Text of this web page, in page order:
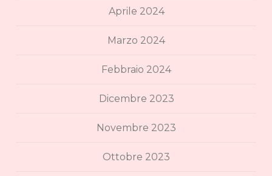
Aprile 2024
Marzo 2024
Febbraio 2024
Dicembre 2023
Novembre 2023
Ottobre 2023